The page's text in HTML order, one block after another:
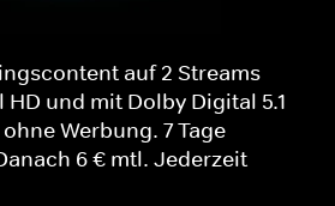
auf 2 Streams
und mit Dolby Digital 5.1
Werbung. 7 Tage
6 € mtl. Jederzeit